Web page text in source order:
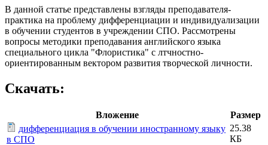
В данной статье представлены взгляды преподавателя-
практика на проблему дифференциации и индивидуализации
в обучении студентов в учреждении СПО. Рассмотрены
вопросы методики преподавания английского языка
специального цикла "Флористика" с лтчностно-
ориентированным вектором развития творческой личности.
Скачать:
Вложение
Размер
дифференциация в обучении иностранному языку
в СПО
25.38
КБ